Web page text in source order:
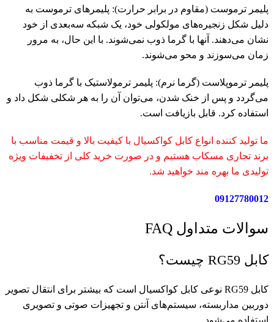
پلیمر ترموست (مقاوم در برابر حرارت): پلیمرهای ترموست به
دلیل شکل زنجیره‌های مولکولی خود، یک شبکه سه‌بعدی از خود
نشان می‌دهند. آنها با گرما ذوب نمی‌شوند. با این حال، به مرور
زمان می‌سوزند و محو می‌شوند.
پلیمر ترموپلاست (گرما نرم): پلیمر ترمولاستیک با گرما ذوب
می‌گردد و پس از خنک شدن، می‌توان آن را به هر شکلی شکل داد و
استفاده کرد. قابل بازیافت است.
ما تولید کننده انواع کابل کواکسیال با کیفیت بالا و قیمت مناسب با
برند تجاری مسکاب هستیم و در صورت خرید کلی از تخفیفات ویژه
تولیدی ما بهره مند خواهید شد.
09127780012
سوالات متداول FAQ
کابل RG59 چیست؟
کابل RG59 نوعی کابل کواکسیال است که بیشتر برای انتقال تصویر
دوربین مداربسته، سیستم‌های آنتن و تجهیزات صوتی و تصویری